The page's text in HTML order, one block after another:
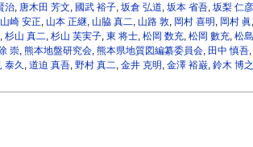
治, 唐木田 芳文, 國武 裕子,坂倉 弘道,坂本 省吾,坂梨 仁彦
山崎 安正, 山本 正継, 山脇 真二, 山路 敦, 岡村 喜明 , 岡村 眞,
, 杉山 真二, 杉山 芙実子, 東 将士, 松岡 数充, 松岡 數充, 松
崇, 熊本地盤研究会, 熊本県地質図編纂委員会, 田中 慎吾,
泰久 , 道迫 真吾, 野村 真二, 金井 克明 , 金澤 裕巌, 鈴木 博之